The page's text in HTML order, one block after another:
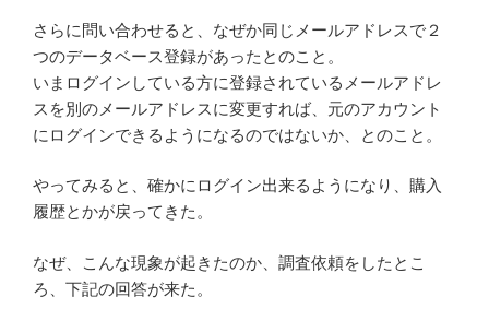
さらに問い合わせると、なぜか同じメールアドレスで２
つのデータベース登録があったとのこと。
いまログインしている方に登録されているメールアドレ
スを別のメールアドレスに変更すれば、元のアカウント
にログインできるようになるのではないか、とのこと。
やってみると、確かにログイン出来るようになり、購入
履歴とかが戻ってきた。
なぜ、こんな現象が起きたのか、調査依頼をしたとこ
ろ、下記の回答が来た。